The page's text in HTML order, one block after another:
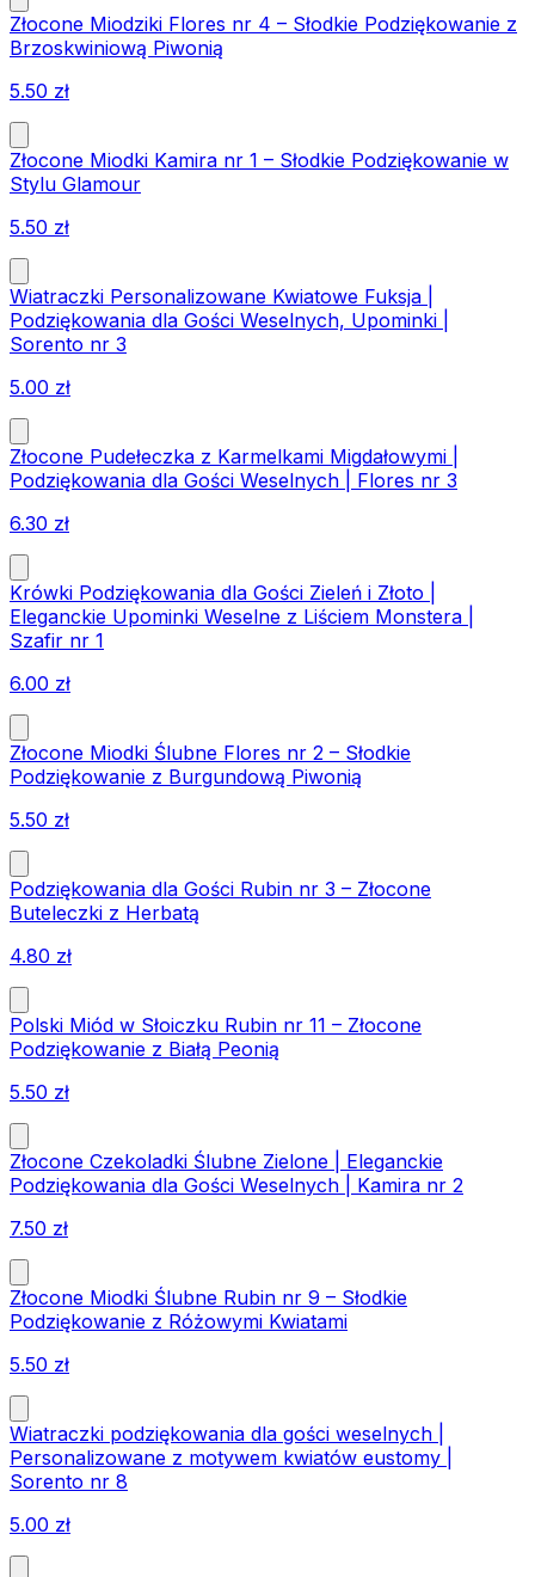
Złocone Miodziki Flores nr 4 – Słodkie Podziękowanie z
Brzoskwiniową Piwonią
5.50 zł
Złocone Miodki Kamira nr 1 – Słodkie Podziękowanie w
Stylu Glamour
5.50 zł
Wiatraczki Personalizowane Kwiatowe Fuksja |
Podziękowania dla Gości Weselnych, Upominki |
Sorento nr 3
5.00 zł
Złocone Pudełeczka z Karmelkami Migdałowymi |
Podziękowania dla Gości Weselnych | Flores nr 3
6.30 zł
Krówki Podziękowania dla Gości Zieleń i Złoto |
Eleganckie Upominki Weselne z Liściem Monstera |
Szafir nr 1
6.00 zł
Złocone Miodki Ślubne Flores nr 2 – Słodkie
Podziękowanie z Burgundową Piwonią
5.50 zł
Podziękowania dla Gości Rubin nr 3 – Złocone
Buteleczki z Herbatą
4.80 zł
Polski Miód w Słoiczku Rubin nr 11 – Złocone
Podziękowanie z Białą Peonią
5.50 zł
Złocone Czekoladki Ślubne Zielone | Eleganckie
Podziękowania dla Gości Weselnych | Kamira nr 2
7.50 zł
Złocone Miodki Ślubne Rubin nr 9 – Słodkie
Podziękowanie z Różowymi Kwiatami
5.50 zł
Wiatraczki podziękowania dla gości weselnych |
Personalizowane z motywem kwiatów eustomy |
Sorento nr 8
5.00 zł